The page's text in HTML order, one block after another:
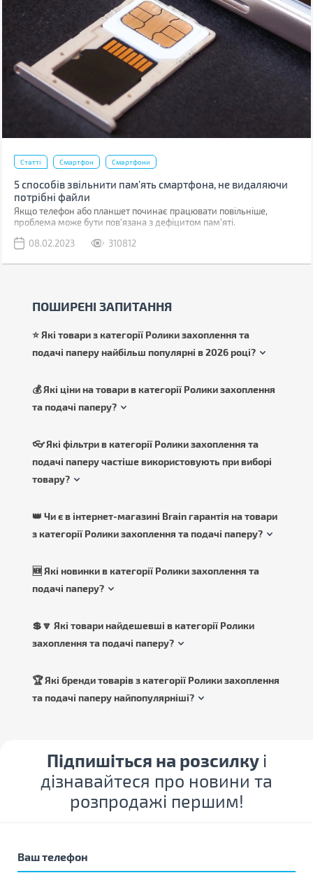
Статті Смартфон Смартфони
5 способів звільнити пам’ять смартфона, не видаляючи
потрібні файли
Якщо телефон або планшет починає працювати повільніше,
проблема може бути пов'язана з дефіцитом пам'яті.
08.02.2023
310812
ПОШИРЕНІ ЗАПИТАННЯ
⭐ Які товари з категорії Ролики захоплення та
подачі паперу найбільш популярні в 2026 році?
💰 Які ціни на товари в категорії Ролики захоплення
та подачі паперу?
👓 Які фільтри в категорії Ролики захоплення та
подачі паперу частіше використовують при виборі
товару?
👑 Чи є в інтернет-магазині Brain гарантія на товари
з категорії Ролики захоплення та подачі паперу?
🆕 Які новинки в категорії Ролики захоплення та
подачі паперу?
💲🔽 Які товари найдешевші в категорії Ролики
захоплення та подачі паперу?
🏆 Які бренди товарів з категорії Ролики захоплення
та подачі паперу найпопулярніші?
Підпишіться на розсилку і
дізнавайтеся про новини та
розпродажі першим!